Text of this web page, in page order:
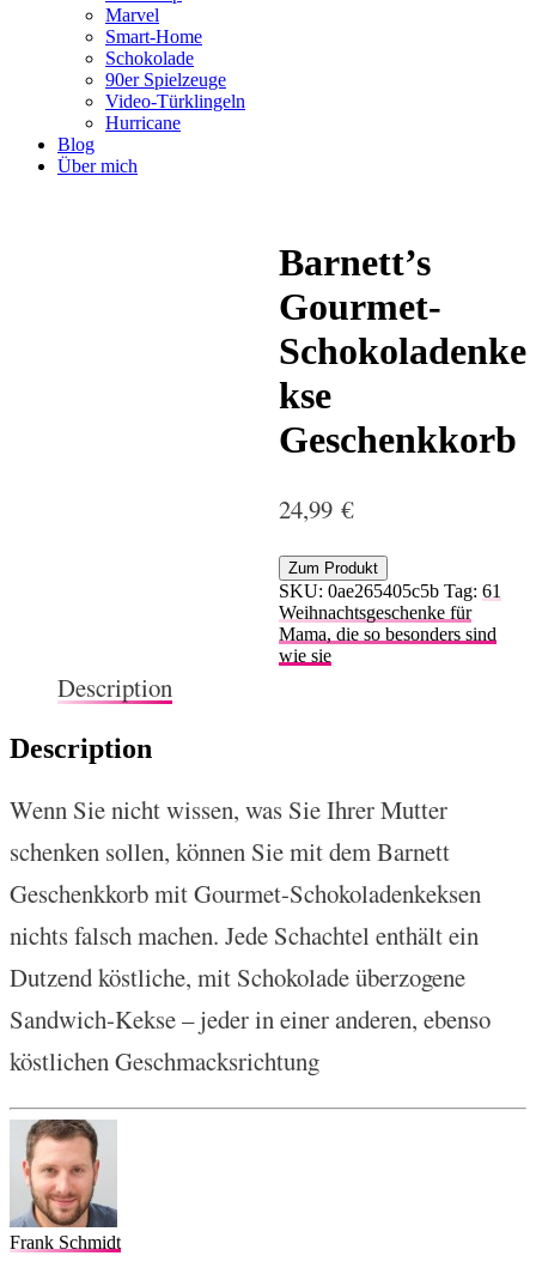
Marvel
Smart-Home
Schokolade
90er Spielzeuge
Video-Türklingeln
Hurricane
Blog
Über mich
Barnett’s
Gourmet-
Schokoladenke
kse
Geschenkkorb
24,99 €
Zum Produkt
SKU: 0ae265405c5b Tag: 61
Weihnachtsgeschenke für
Mama, die so besonders sind
wie sie
Description
Description
Wenn Sie nicht wissen, was Sie Ihrer Mutter
schenken sollen, können Sie mit dem Barnett
Geschenkkorb mit Gourmet-Schokoladenkeksen
nichts falsch machen. Jede Schachtel enthält ein
Dutzend köstliche, mit Schokolade überzogene
Sandwich-Kekse – jeder in einer anderen, ebenso
köstlichen Geschmacksrichtung
Frank Schmidt